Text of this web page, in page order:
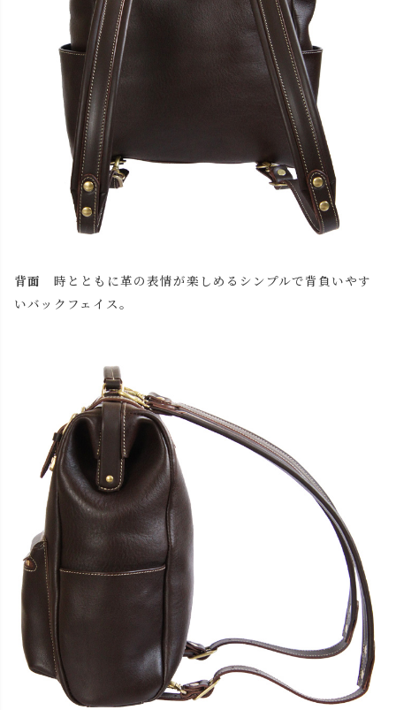
背面 時とともに革の表情が楽しめるシンプルで背負いやす
いバックフェイス。